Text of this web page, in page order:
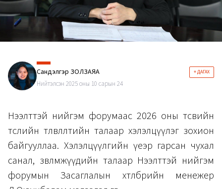
Сандэлгэр ЗОЛЗАЯА + ДАГАХ
Нийтэлсэн 2025 оны 10 сарын 24
Нээлттэй нийгэм форумаас 2026 оны төсвийн
төслийн төлөвлөлтийн талаар хэлэлцүүлэг зохион
байгууллаа. Хэлэлцүүлгийн үеэр гарсан чухал
санал, зөвлөмжүүдийн талаар Нээлттэй нийгэм
форумын Засаглалын хөтөлбөрийн менежер